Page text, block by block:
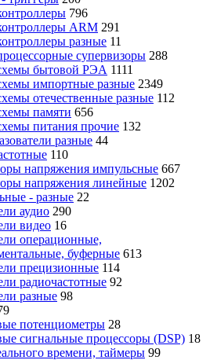
796
ARM 291
разные 11
супервизоры 288
бытовой РЭА 1111
импортные разные 2349
отечественные разные 112
памяти 656
питания прочие 132
разные 44
110
напряжения импульсные 667
напряжения линейные 1202
- разные 22
аудио 290
видео 16
операционные,
буферные 613
прецизионные 114
радиочастотные 92
разные 98
потенциометры 28
сигнальные процессоры (DSP) 18
времени, таймеры 99